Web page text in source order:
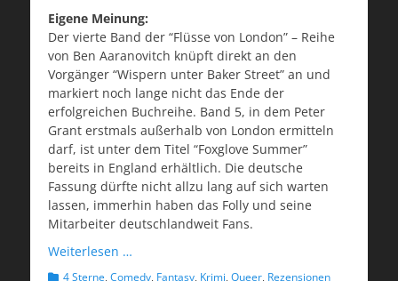
Eigene Meinung:
Der vierte Band der “Flüsse von London” – Reihe
von Ben Aaranovitch knüpft direkt an den
Vorgänger “Wispern unter Baker Street” an und
markiert noch lange nicht das Ende der
erfolgreichen Buchreihe. Band 5, in dem Peter
Grant erstmals außerhalb von London ermitteln
darf, ist unter dem Titel “Foxglove Summer”
bereits in England erhältlich. Die deutsche
Fassung dürfte nicht allzu lang auf sich warten
lassen, immerhin haben das Folly und seine
Mitarbeiter deutschlandweit Fans.
Weiterlesen …
Kategorien
4 Sterne, Comedy, Fantasy, Krimi, Queer, Rezensionen